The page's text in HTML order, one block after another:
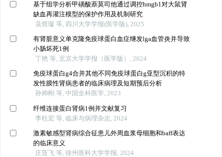
基于组学分析甲磺酸萘莫司他通过调控hmgb1对大鼠肾
缺血再灌注模型的保护作用及机制研究
吴煜璇 等, 四川大学学报(医学版), 2025
有肾脏意义单克隆免疫球蛋白血症继发lga血管炎并导致
小肠坏死1例
丁艳 等, 北京大学学报（医学版）, 2024
免疫球蛋白g4合并其他不同免疫球蛋白g亚型沉积的特
发性膜性肾病患者的临床病理及短期预后分析
孙帅刚 等, 中国全科医学, 2023
纤维连接蛋白肾病1例并文献复习
李柱宏 等, 临床与病理杂志, 2024
激素敏感型肾病综合征患儿外周血浆母细胞和baff表达
的临床意义
庄亚飞 等, 徐州医科大学学报, 2024